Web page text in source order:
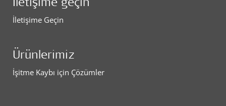
İletişime Geçin
Ürünlerimiz
İşitme Kaybı için Çözümler